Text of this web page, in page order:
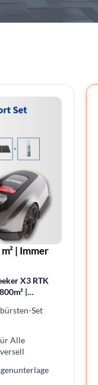
| Immer
X3 RTK
|
Set
Alle